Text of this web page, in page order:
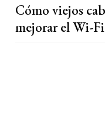
Cómo viejos
mejorar el Wi-